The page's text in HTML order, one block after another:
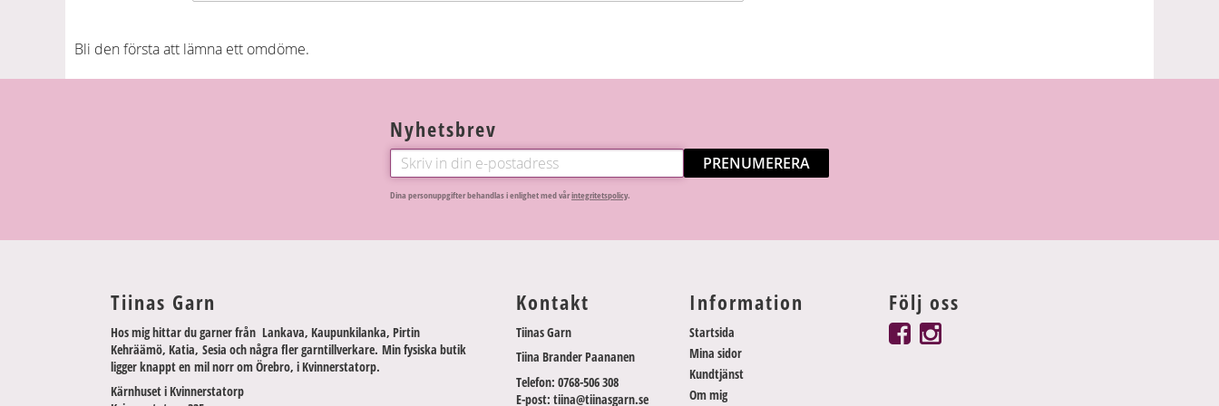
Bli den första att lämna ett omdöme.
Nyhetsbrev
PRENUMERERA
Dina personuppgifter behandlas i enlighet med vårintegritetspolicy.
Tiinas Garn
Hos mig hittar du garner från Lankava, Kaupunkilanka, Pirtin
Kehräämö, Katia, Sesia och några fler garntillverkare. Min fysiska butik
ligger knappt en mil norr om Örebro, i Kvinnerstatorp.
Kärnhuset i Kvinnerstatorp
Kontakt
Tiinas Garn
Tiina Brander Paananen
Telefon: 0768-506 308
E-post: tiina@tiinasgarn.se
Information
Startsida
Mina sidor
Kundtjänst
Om mig
Följ oss